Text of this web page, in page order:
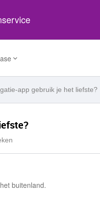
app gebruik je het liefste?
buitenland.